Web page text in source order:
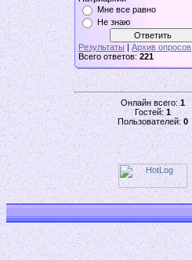
Мне все равно
Не знаю
Результаты | Архив опросов
Всего ответов: 221
Онлайн всего:1
Гостей:1
Пользователей:0